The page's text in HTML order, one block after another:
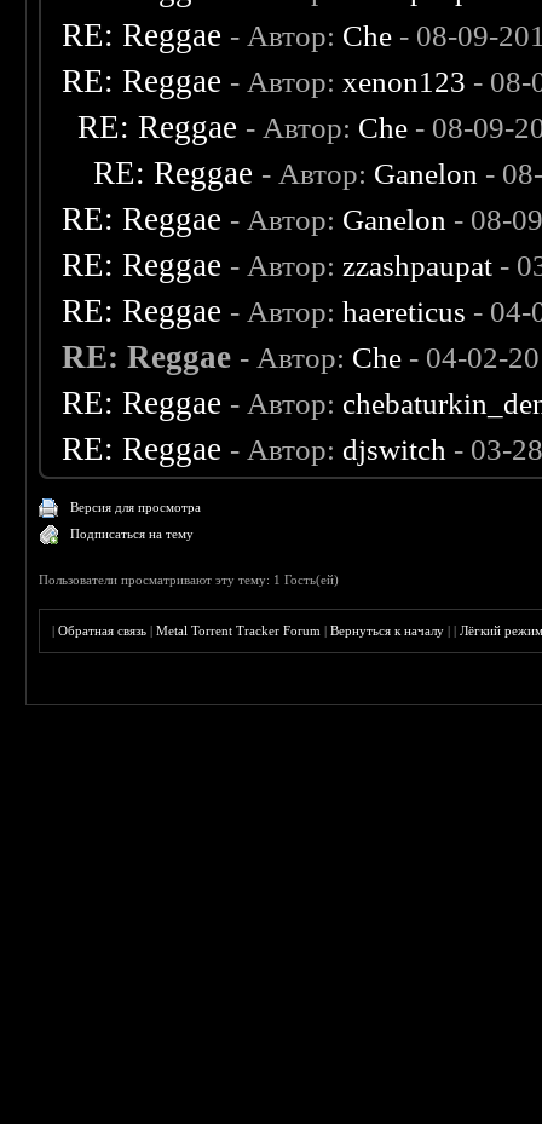
RE: Reggae - Автор: Che - 08-09-
RE: Reggae - Автор:xenon123 - 08-
RE: Reggae - Автор: Che - 08-09-
RE: Reggae - Автор: Ganelon -
RE: Reggae - Автор: Ganelon - 08-
RE: Reggae - Автор: zzashpaupat -
RE: Reggae - Автор:haereticus - 04-
RE: Reggae - Автор: Che - 04-02-
RE: Reggae - Автор:
RE: Reggae - Автор: djswitch - 03-
Версия для просмотра
Подписаться на тему
Пользователи просматривают эту тему: 1 Гость(ей)
|Обратная связь |Metal Torrent Tracker Forum |Вернуться к началу ||Лёгкий